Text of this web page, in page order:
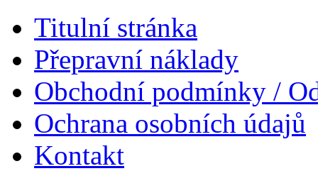
Titulní stránka
Přepravní náklady
Obchodní podmínky /
Ochrana osobních údajů
Kontakt